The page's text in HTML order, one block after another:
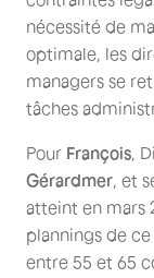
nécessité de
optimale, les
managers se
tâches
Pour François ,
Gérardmer , et
atteint en mars
plannings de
entre 55 et 65